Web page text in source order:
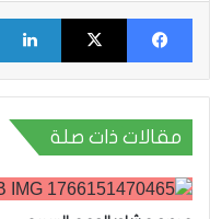
فيسبوك X
مقالات ذات صلة